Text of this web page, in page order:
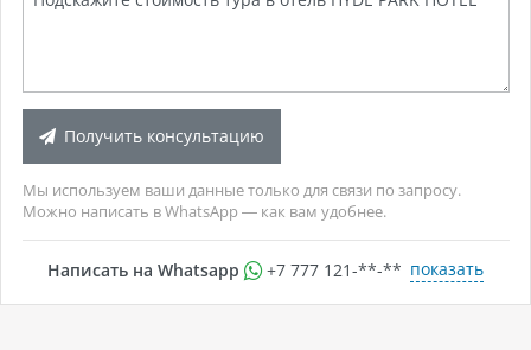
Получить консультацию
Мы используем ваши данные только для связи по запросу.
Можно написать в WhatsApp — как вам удобнее.
Написать на Whatsapp +7 777 121-**-** показать